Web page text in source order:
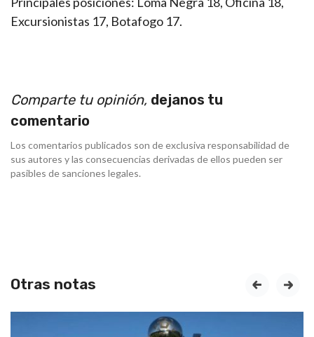
Excursionistas 17, Botafogo 17.
Comparte tu opinión, dejanos tu
comentario
Los comentarios publicados son de exclusiva responsabilidad de
sus autores y las consecuencias derivadas de ellos pueden ser
pasibles de sanciones legales.
Otras notas prev next